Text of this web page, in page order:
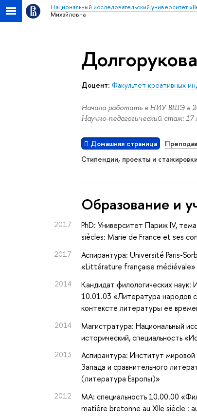
Национальный исследовательский университет
Михайловна
Доцент: Факультет креативных
Начала работать в НИУ ВШЭ в
Научно-педагогический стаж: 17
Домашняя страница
Стипендии, проекты и стажировки
Oбразование и
2017
PhD: Университет Париж IV,
siècles: Marie de France et ses
2017
Аспирантура: Université Paris-
«Littérature française médiévale»
2014
Кандидат филологических наук:
10.01.03 «Литература народов
контексте литературы ее
2014
Магистратура: Национальный
исторический, специальность
2013
Аспирантура: Институт
Запада и сравнительного
(литература Европы)»
2012
MA: специальность 10.00.00
matière bretonne au XIIe siècle :